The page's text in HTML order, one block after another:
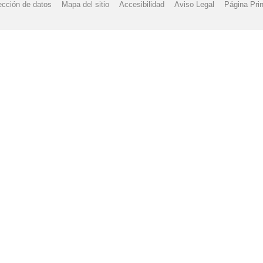
de datos Mapa del sitio Accesibilidad Aviso Legal Página